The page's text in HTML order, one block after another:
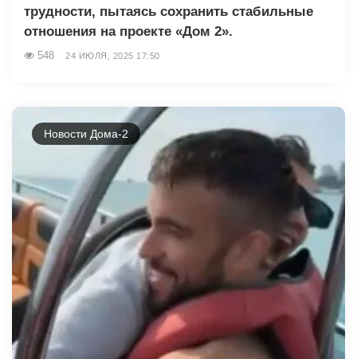
трудности, пытаясь сохранить стабильные
отношения на проекте «Дом 2».
548 24 ИЮЛЯ, 2025 17:50
Новости Дома-2